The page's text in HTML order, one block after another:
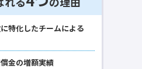
特化したチームによる
金の増額実績